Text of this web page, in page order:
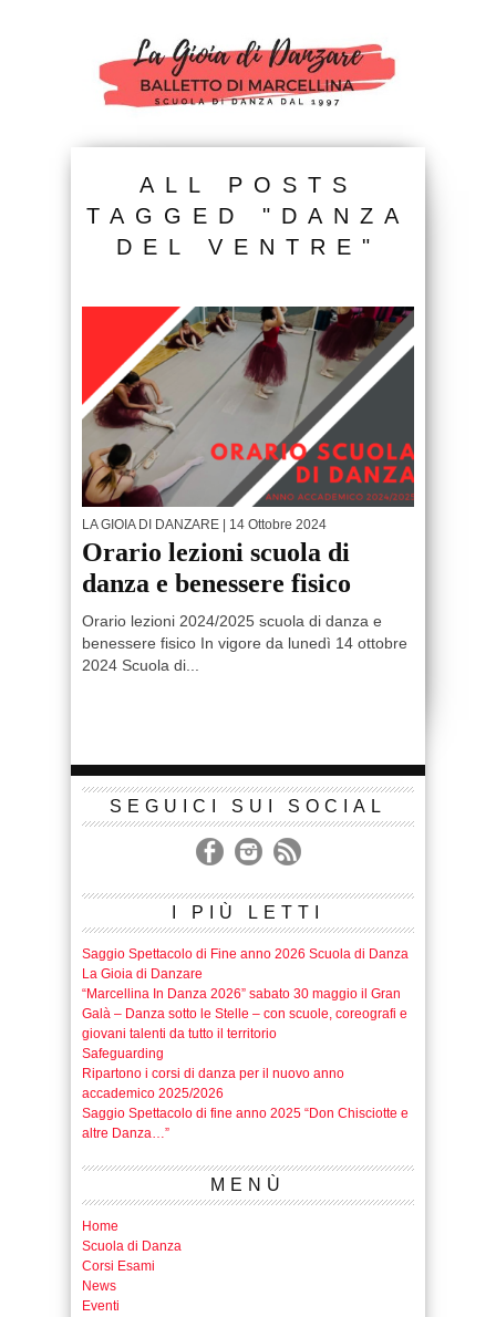
ALL POSTS
TAGGED "DANZA
DEL VENTRE"
LA GIOIA DI DANZARE | 14 Ottobre 2024
Orario lezioni scuola di
danza e benessere fisico
Orario lezioni 2024/2025 scuola di danza e
benessere fisico In vigore da lunedì 14 ottobre
2024 Scuola di...
SEGUICI SUI SOCIAL
I PIÙ LETTI
Saggio Spettacolo di Fine anno 2026 Scuola di Danza
La Gioia di Danzare
“Marcellina In Danza 2026” sabato 30 maggio il Gran
Galà – Danza sotto le Stelle – con scuole, coreografi e
giovani talenti da tutto il territorio
Safeguarding
Ripartono i corsi di danza per il nuovo anno
accademico 2025/2026
Saggio Spettacolo di fine anno 2025 “Don Chisciotte e
altre Danza…”
MENÙ
Home
Scuola di Danza
Corsi Esami
News
Eventi